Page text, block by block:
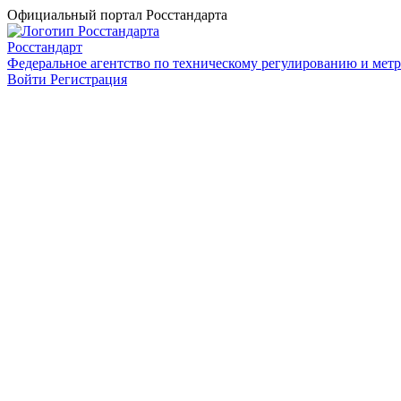
Официальный портал Росстандарта
Росстандарт
Федеральное агентство по техническому регулированию и
Войти Регистрация